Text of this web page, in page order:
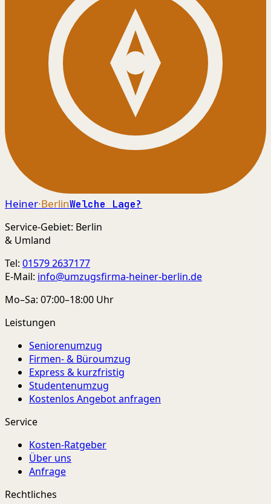
Heiner·BerlinWelche Lage?
Service-Gebiet: Berlin
& Umland
Tel: 01579 2637177
E-Mail: info@umzugsfirma-heiner-berlin.de
Mo–Sa: 07:00–18:00 Uhr
Leistungen
Seniorenumzug
Firmen- & Büroumzug
Express & kurzfristig
Studentenumzug
Kostenlos Angebot anfragen
Service
Kosten-Ratgeber
Über uns
Anfrage
Rechtliches